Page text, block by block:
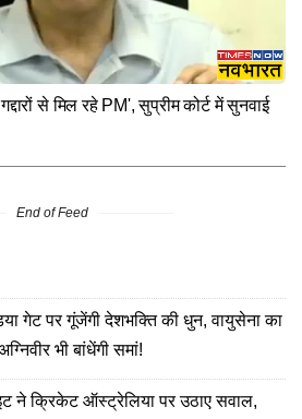
End of Feed
गेट पर गूंजेंगी देशभक्ति की धुन, वायुसेना का
भी बांधेंगी समां!
ने क्रिकेट ऑस्ट्रेलिया पर उठाए सवाल,